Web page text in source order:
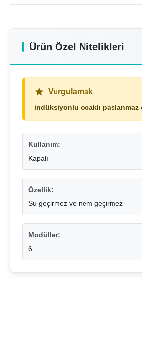
Ürün Özel Nitelikleri
Vurgulamak
indüksiyonlu ocaklı paslanmaz
Kullanım:
Kapalı
Özellik:
Su geçirmez ve nem geçirmez
Modüller:
6